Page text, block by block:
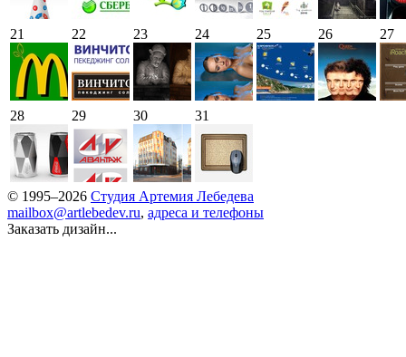
21 22 23 24 25 26 27
28 29 30 31
© 1995–2026 Студия Артемия Лебедева
mailbox@artlebedev.ru, адреса и телефоны
Заказать дизайн...